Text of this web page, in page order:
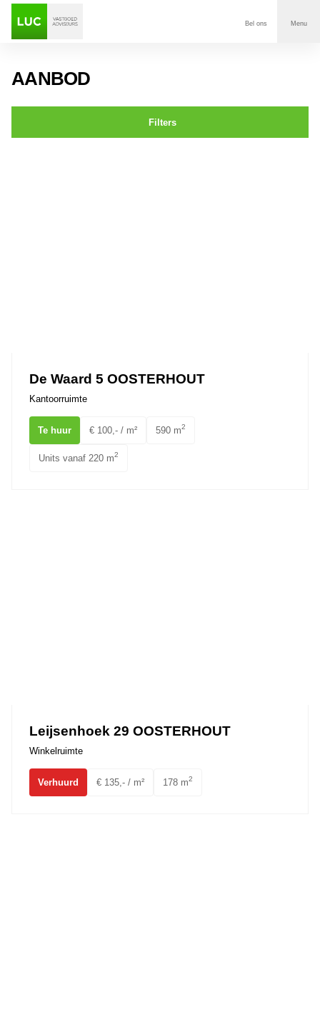
Bel ons Menu
AANBOD
Filters
De Waard 5 OOSTERHOUT
Kantoorruimte
Te huur € 100,- / m² 590 m2
Units vanaf 220 m2
Leijsenhoek 29 OOSTERHOUT
Winkelruimte
Verhuurd € 135,- / m² 178 m2